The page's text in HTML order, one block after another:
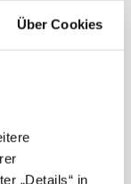
Über Cookies
„Details“ in